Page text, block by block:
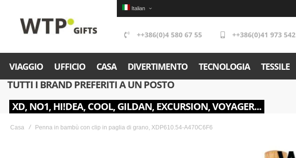
Italian
++386(0)4 580 67 55 ++386(0)41 973 542
VIAGGIO UFFICIO CASA DIVERTIMENTO TECNOLOGIA TESSILE
TUTTI I BRAND PREFERITI A UN POSTO
XD, NO1, HI!DEA, COOL, GILDAN, EXCURSION, VOYAGER...
Casa Penna in bambù con clip in paglia di grano, XDP610.54-A470C6F6